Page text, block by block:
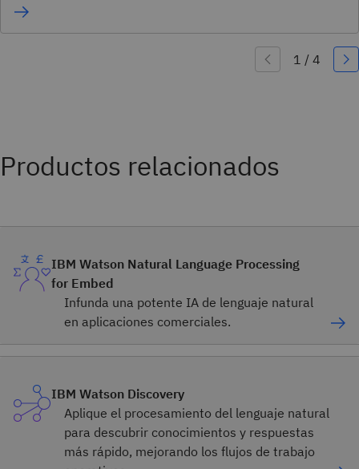
Productos relacionados
IBM Watson Natural Language Processing
for Embed
Infunda una potente IA de lenguaje natural
en aplicaciones comerciales.
IBM Watson Discovery
Aplique el procesamiento del lenguaje natural
para descubrir conocimientos y respuestas
más rápido, mejorando los flujos de trabajo